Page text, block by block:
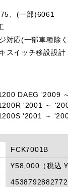
、(一部)6061
対応(一部車種除
スイッチ移設設計
DAEG '2009
'2001 ～
'2001 ～
FCK7001B
¥58,000（税込
4538792882772